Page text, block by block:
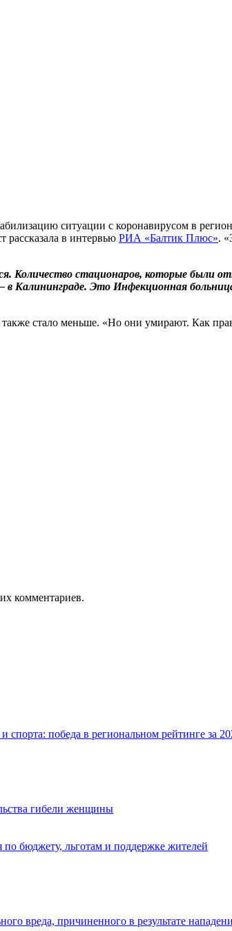
ситуации с коронавирусом в
рассказала в интервью РИА «Балтик Плюс».
Количество стационаров, которые
в Калининграде. Это Инфекционная
стало меньше. «Но они умирают. Как
комментариев.
победа в региональном рейтинге за
гибели женщины
бюджету, льготам и поддержке жителей
вреда, причиненного в результате